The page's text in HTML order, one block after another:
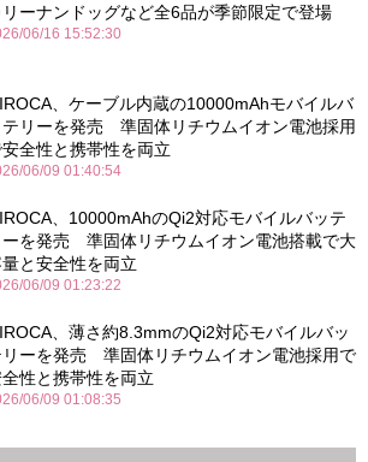
リーナンドッグなど全6品が季節限定で登場
06/16 15:52:30
、ケーブル内蔵の10000mAhモバイルバ
テリーを発売 準固体リチウムイオン電池採用
安全性と携帯性を両立
06/09 01:40:54
、10000mAhのQi2対応モバイルバッテ
ーを発売 準固体リチウムイオン電池搭載で大
と安全性を両立
06/09 01:23:22
、薄さ約8.3mmのQi2対応モバイルバッ
リーを発売 準固体リチウムイオン電池採用で
性と携帯性を両立
06/09 01:08:35